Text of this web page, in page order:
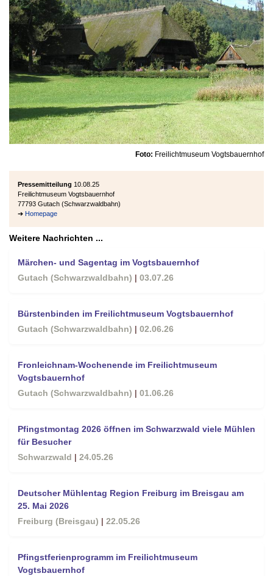
Foto: Freilichtmuseum Vogtsbauernhof
Pressemitteilung 10.08.25
Freilichtmuseum Vogtsbauernhof
77793 Gutach (Schwarzwaldbahn)
➔ Homepage
Weitere Nachrichten ...
Märchen- und Sagentag im Vogtsbauernhof
Gutach (Schwarzwaldbahn) | 03.07.26
Bürstenbinden im Freilichtmuseum Vogtsbauernhof
Gutach (Schwarzwaldbahn) | 02.06.26
Fronleichnam-Wochenende im Freilichtmuseum
Vogtsbauernhof
Gutach (Schwarzwaldbahn) | 01.06.26
Pfingstmontag 2026 öffnen im Schwarzwald viele Mühlen
für Besucher
Schwarzwald | 24.05.26
Deutscher Mühlentag Region Freiburg im Breisgau am
25. Mai 2026
Freiburg (Breisgau) | 22.05.26
Pfingstferienprogramm im Freilichtmuseum
Vogtsbauernhof